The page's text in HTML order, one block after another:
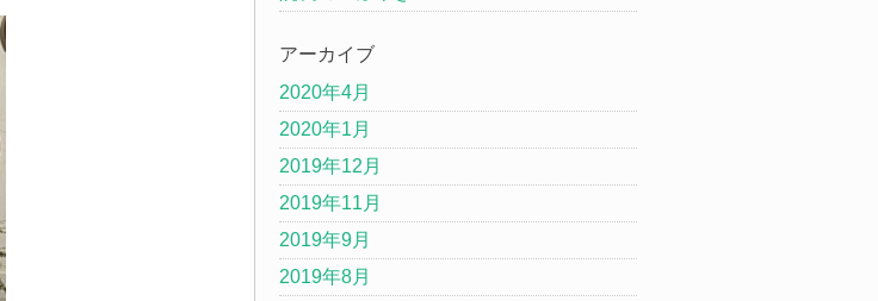
アーカイブ
2020年4月
2020年1月
2019年12月
2019年11月
2019年9月
2019年8月